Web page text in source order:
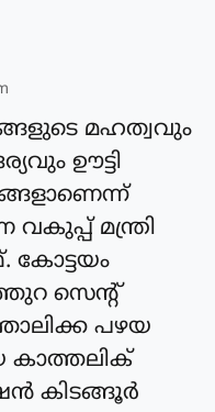
മഹത്വവും
ഊട്ടി
മന്ത്രി
സെന്റ്
പഴയ
കാത്തലിക്
കിടങ്ങൂര്‍